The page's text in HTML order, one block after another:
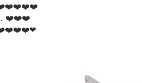
❤️❤️❤️